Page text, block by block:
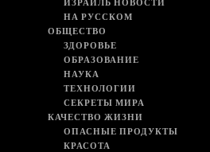
НА РУССКОМ
ОБЩЕСТВО
ЗДОРОВЬЕ
ОБРАЗОВАНИЕ
НАУКА
ТЕХНОЛОГИИ
СЕКРЕТЫ МИРА
КАЧЕСТВО ЖИЗНИ
ОПАСНЫЕ ПРОДУКТЫ
КРАСОТА